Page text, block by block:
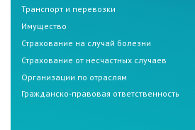
Транспорт и перевозки
Имущество
Страхование на случай болезни
Страхование от несчастных случаев
Организации по отраслям
Гражданско-правовая ответственность